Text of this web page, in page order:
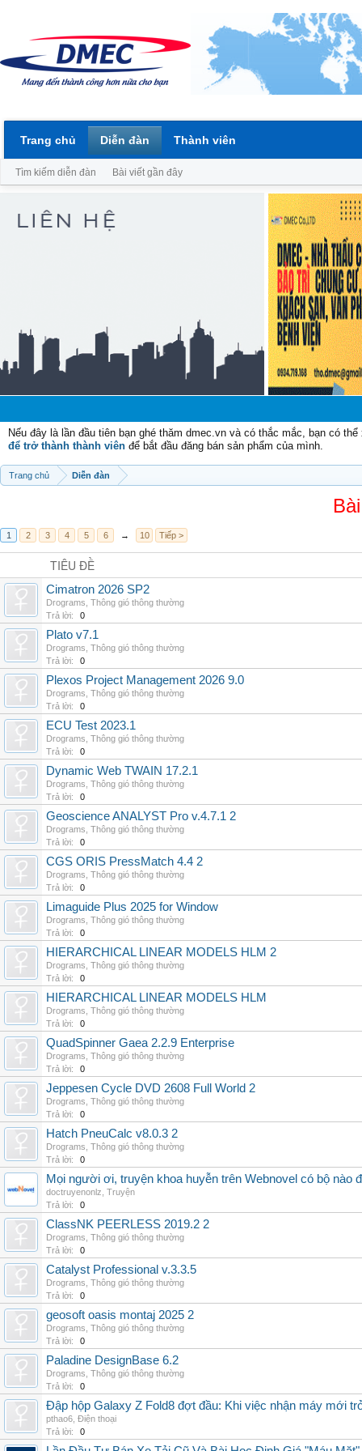
Nếu đây là lần đầu tiên bạn ghé thăm dmec.vn và có thắc mắc, bạn có
để trở thành thành viên để bắt đầu đăng bán sản phẩm của mình.
Trang chủ Diễn đàn
1 2 3 4 5 6 → 10 Tiếp >
TIÊU ĐỀ
Cimatron 2026 SP2
Drograms Thông gió thông thường
Trả lời:
0
Plato v7.1
Drograms Thông gió thông thường
Trả lời:
0
Plexos Project Management 2026 9.0
Drograms Thông gió thông thường
Trả lời:
0
ECU Test 2023.1
Drograms Thông gió thông thường
Trả lời:
0
Dynamic Web TWAIN 17.2.1
Drograms Thông gió thông thường
Trả lời:
0
Geoscience ANALYST Pro v.4.7.1 2
Drograms Thông gió thông thường
Trả lời:
0
CGS ORIS PressMatch 4.4 2
Drograms Thông gió thông thường
Trả lời:
0
Limaguide Plus 2025 for Window
Drograms Thông gió thông thường
Trả lời:
0
HIERARCHICAL LINEAR MODELS HLM 2
Drograms Thông gió thông thường
Trả lời:
0
HIERARCHICAL LINEAR MODELS HLM
Drograms Thông gió thông thường
Trả lời:
0
QuadSpinner Gaea 2.2.9 Enterprise
Drograms Thông gió thông thường
Trả lời:
0
Jeppesen Cycle DVD 2608 Full World 2
Drograms Thông gió thông thường
Trả lời:
0
Hatch PneuCalc v8.0.3 2
Drograms Thông gió thông thường
Trả lời:
0
Mọi người ơi, truyện khoa huyễn trên Webnovel có bộ nào
doctruyenonlz Truyện
Trả lời:
0
ClassNK PEERLESS 2019.2 2
Drograms Thông gió thông thường
Trả lời:
0
Catalyst Professional v.3.3.5
Drograms Thông gió thông thường
Trả lời:
0
geosoft oasis montaj 2025 2
Drograms Thông gió thông thường
Trả lời:
0
Paladine DesignBase 6.2
Drograms Thông gió thông thường
Trả lời:
0
Đập hộp Galaxy Z Fold8 đợt đầu: Khi việc nhận máy mới
pthao6 Điện thoại
Trả lời:
0
Trang chủ Diễn đàn
Tìm kiếm diễn đàn Bài viết gần đây
Thành viên